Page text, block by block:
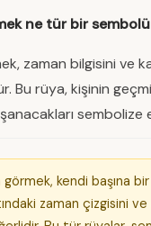
ne tür bir
zaman bilgisini ve
Bu rüya, kişinin
sembolize
kendi başına
zaman çizgisini ve